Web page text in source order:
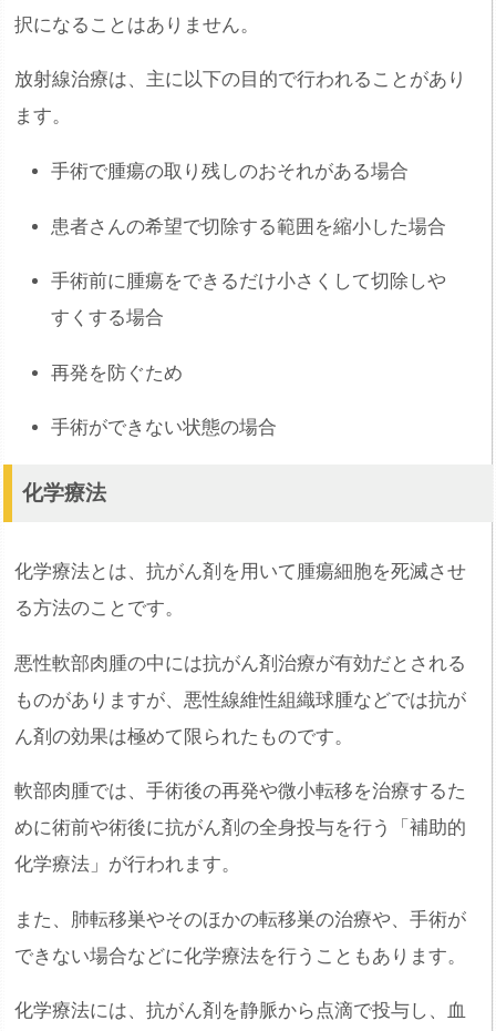
択になることはありません。
放射線治療は、主に以下の目的で行われることがあり
ます。
手術で腫瘍の取り残しのおそれがある場合
患者さんの希望で切除する範囲を縮小した場合
手術前に腫瘍をできるだけ小さくして切除しや
すくする場合
再発を防ぐため
手術ができない状態の場合
化学療法
化学療法とは、抗がん剤を用いて腫瘍細胞を死滅させ
る方法のことです。
悪性軟部肉腫の中には抗がん剤治療が有効だとされる
ものがありますが、悪性線維性組織球腫などでは抗が
ん剤の効果は極めて限られたものです。
軟部肉腫では、手術後の再発や微小転移を治療するた
めに術前や術後に抗がん剤の全身投与を行う「補助的
化学療法」が行われます。
また、肺転移巣やそのほかの転移巣の治療や、手術が
できない場合などに化学療法を行うこともあります。
化学療法には、抗がん剤を静脈から点滴で投与し、血